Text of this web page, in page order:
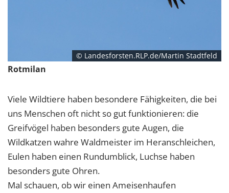
© Landesforsten.RLP.de/Martin Stadtfeld
Rotmilan
Viele Wildtiere haben besondere Fähigkeiten, die bei
uns Menschen oft nicht so gut funktionieren: die
Greifvögel haben besonders gute Augen, die
Wildkatzen wahre Waldmeister im Heranschleichen,
Eulen haben einen Rundumblick, Luchse haben
besonders gute Ohren.
Mal schauen, ob wir einen Ameisenhaufen